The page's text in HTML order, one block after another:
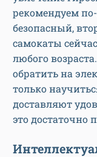
рекомендуем
безопасный,
самокаты
любого
обратить на
только
доставляют
это достаточно